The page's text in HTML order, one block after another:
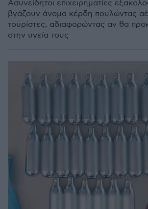
Ασυνείδητοι επιχειρηματίες
βγάζουν άνομα κέρδη πουλώντας
τουρίστες, αδιαφορώντας αν θα
στην υγεία τους